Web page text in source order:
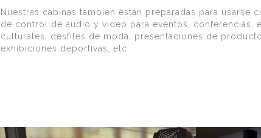
Nuestras cabinas tambien están preparadas para usarse
de control de audio y video para eventos, conferencias,
culturales, desfiles de moda, presentaciones de
exhibiciones deportivas, etc.